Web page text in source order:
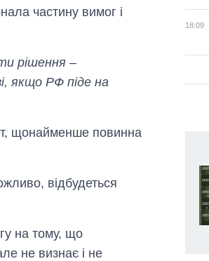
частину вимог і
рішення –
якщо РФ піде на
щонайменше повинна
відбудеться
на тому, що
не визнає і не
18:09
змінилася кількість
аспірантуру